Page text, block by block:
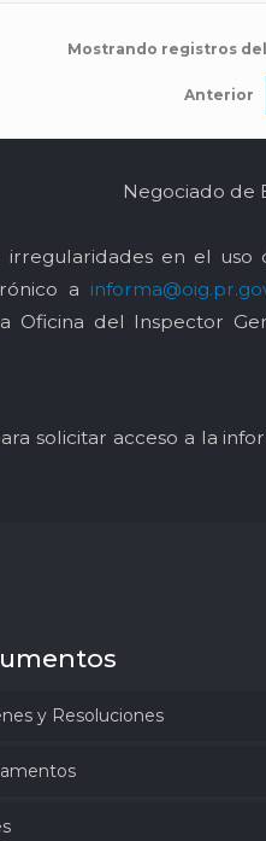
Mostrando registros del
Anterior
Negociado de
irregularidades en el
a
Oficina del Inspector
solicitar acceso a la
y Resoluciones